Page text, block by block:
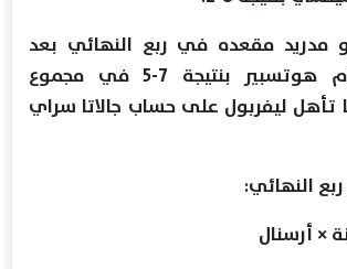
مدريد مقعده في ربع النهائي بعد
تخطي توتنهام هوتسبير بنتيجة 7-5 في مجموع
تأهل ليفربول على حساب جالاتا سراي
النهائي:
× أرسنال